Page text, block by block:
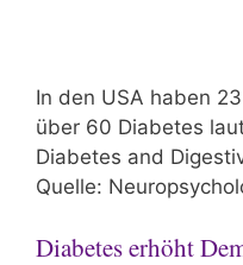
In den USA haben
über 60 Diabetes
Diabetes and
Quelle:
Diabetes erhöht